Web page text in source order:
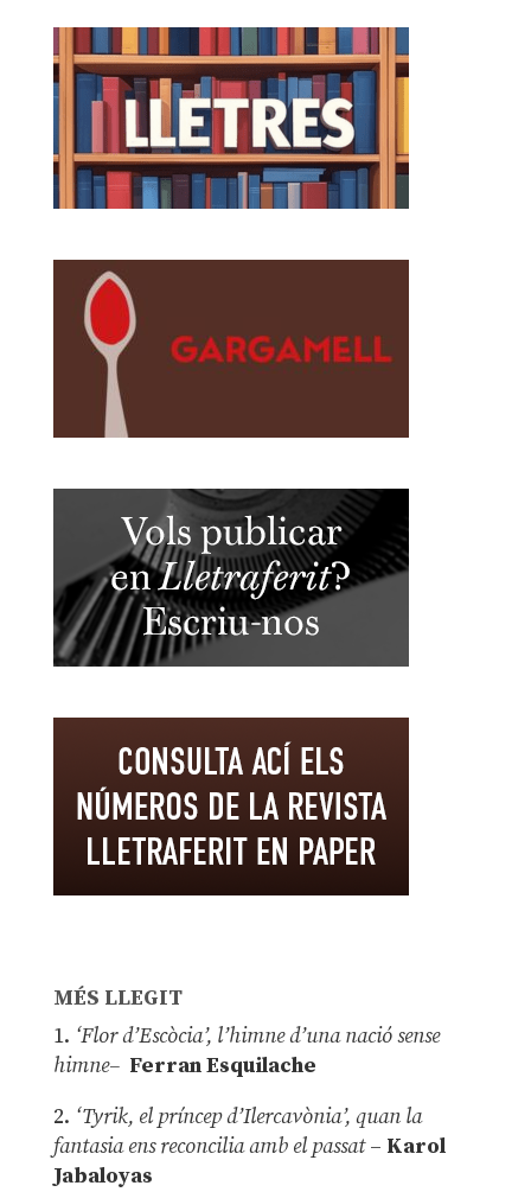
MÉS LLEGIT
1. ‘Flor d’Escòcia’, l’himne d’una nació sense
himne– Ferran Esquilache
2. ‘Tyrik, el príncep d’Ilercavònia’, quan la
fantasia ens reconcilia amb el passat– Karol
Jabaloyas